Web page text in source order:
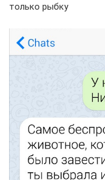
только рыбку